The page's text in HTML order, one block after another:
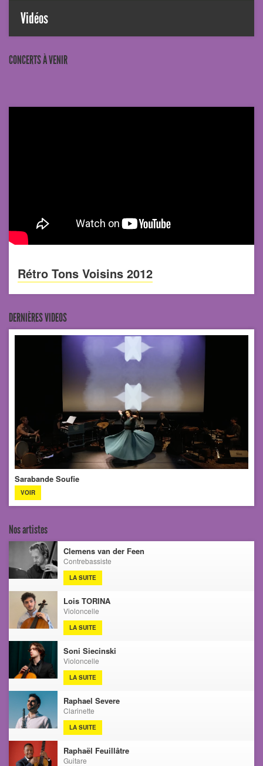
Vidéos
CONCERTS À VENIR
Rétro Tons Voisins 2012
DERNIÈRES VIDEOS
Sarabande Soufie
VOIR
Nos artistes
Clemens van der Feen
Contrebassiste
LA SUITE
Lois TORINA
Violoncelle
LA SUITE
Soni Siecinski
Violoncelle
LA SUITE
Raphael Severe
Clarinette
LA SUITE
Raphaël Feuillâtre
Guitare